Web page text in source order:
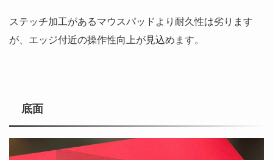
ステッチ加工があるマウスパッドより耐久性は劣ります
が、エッジ付近の操作性向上が見込めます。
底面